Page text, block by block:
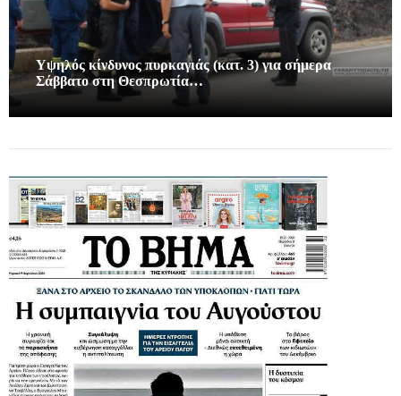
Υψηλός κίνδυνος πυρκαγιάς (κατ. 3) για σήμερα
Σάββατο στη Θεσπρωτία…